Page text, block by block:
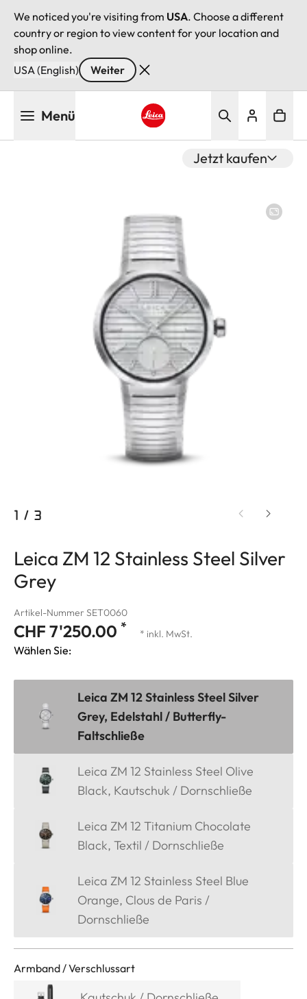
We noticed you're visiting from USA. Choose a different
country or region to view content for your location and
shop online.
USA (English)
Weiter
Menü
Jetzt kaufen
1 / 3
Leica ZM 12 Stainless Steel Silver
Grey
Artikel-Nummer SET0060
CHF 7'250.00 * * inkl. MwSt.
Wählen Sie:
Leica ZM 12 Stainless Steel Silver
Grey, Edelstahl / Butterfly-
Faltschließe
Leica ZM 12 Stainless Steel Olive
Black, Kautschuk / Dornschließe
Leica ZM 12 Titanium Chocolate
Black, Textil / Dornschließe
Leica ZM 12 Stainless Steel Blue
Orange, Clous de Paris /
Dornschließe
Armband / Verschlussart